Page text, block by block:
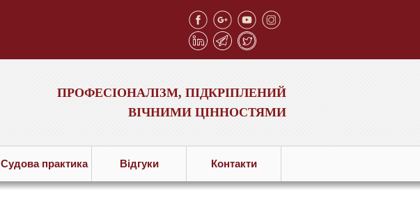
ПРОФЕСІОНАЛІЗМ, ПІДКРІПЛЕНИЙ
ВІЧНИМИ ЦІННОСТЯМИ
Судова практика Вiдгуки Контакти